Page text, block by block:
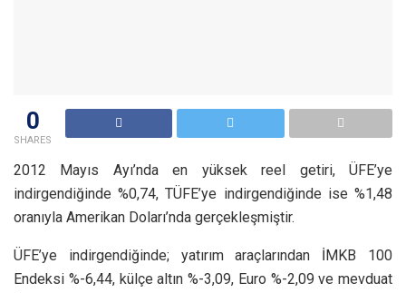
0
SHARES
2012 Mayıs Ayı’nda en yüksek reel getiri, ÜFE’ye
indirgendiğinde %0,74, TÜFE’ye indirgendiğinde ise %1,48
oranıyla Amerikan Doları’nda gerçekleşmiştir.
ÜFE’ye indirgendiğinde; yatırım araçlarından İMKB 100
Endeksi %-6,44, külçe altın %-3,09, Euro %-2,09 ve mevduat